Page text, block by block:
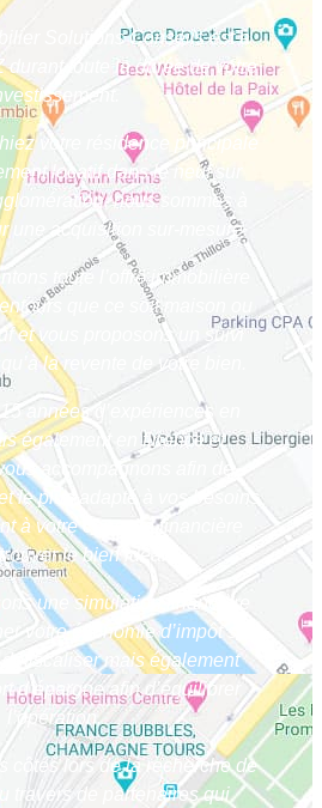
Solutions Conseils est à
durant toute la durée de votre
votre résidence principale
locatif dans le neuf sur
nous sommes à
une acquisition sur-mesure.
toute l’offre immobilière
que ce soit maison ou
et vous proposons un suivi
la revente de votre bien.
années d’expériences en
également en finance et
accompagnons afin de
le plus adapté à vos besoins
à votre capacité financière
le bien idéal.
une simulation financière
votre économie d’impôt si
défiscaliser mais également
d’épargne afin d’équilibrer
l’opération.
côtés lors de la recherche de
travers de partenaires qui